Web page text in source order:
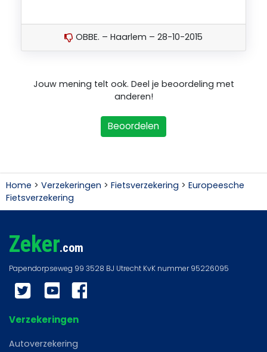
OBBE. – Haarlem – 28-10-2015
Jouw mening telt ook. Deel je beoordeling met
anderen!
Beoordelen
Home > Verzekeringen > Fietsverzekering > Europeesche
Fietsverzekering
Zeker.com
Twitter YouTube
Verzekeringen
Autoverzekering